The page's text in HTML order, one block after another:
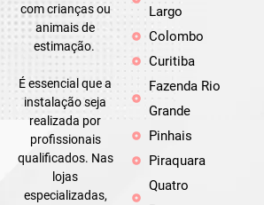
com crianças ou
animais de
estimação.
É essencial que a
instalação seja
realizada por
profissionais
qualificados. Nas
lojas
especializadas,
Largo
Colombo
Curitiba
Fazenda Rio
Grande
Pinhais
Piraquara
Quatro